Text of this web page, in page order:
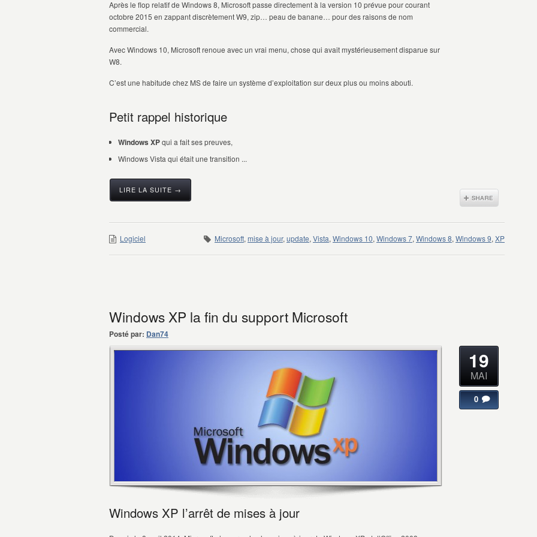
Après le flop relatif de Windows 8, Microsoft passe directement à la version 10 prévue pour courant
octobre 2015 en zappant discrètement W9, zip… peau de banane… pour des raisons de nom
commercial.
Avec Windows 10, Microsoft renoue avec un vrai menu, chose qui avait mystérieusement disparue sur
W8.
C’est une habitude chez MS de faire un système d’exploitation sur deux plus ou moins abouti.
Petit rappel historique
Windows XPqui a fait ses preuves,
Windows Vista qui était une transition ...
LIRE LA SUITE →
Logiciel Microsoft, mise à jour, update, Vista, Windows 10, Windows 7, Windows 8, Windows 9, XP
Windows XP la fin du support Microsoft
Posté par: Dan74
Windows XP l’arrêt de mises à jour
19
MAI
0